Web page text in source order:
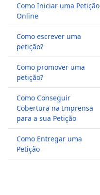
Como Iniciar uma Petição
Online
Como escrever uma
petição?
Como promover uma
petição?
Como Conseguir
Cobertura na Imprensa
para a sua Petição
Como Entregar uma
Petição